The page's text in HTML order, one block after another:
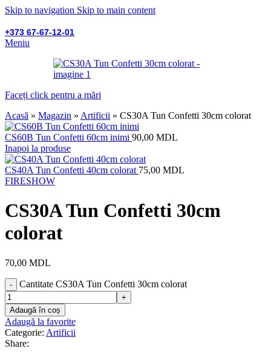
Skip to navigation Skip to main content
+373 67-67-12-01
Meniu
Faceți click pentru a mări
Acasă » Magazin » Artificii » CS30A Tun Confetti 30cm colorat
CS60B Tun Confetti 60cm inimi 90,00 MDL
Inapoi la produse
CS40A Tun Confetti 40cm colorat 75,00 MDL
FIRESHOW
CS30A Tun Confetti 30cm
colorat
70,00 MDL
Cantitate CS30A Tun Confetti 30cm colorat
Adaugă în coș
Adaugă la favorite
Categorie: Artificii
Share: